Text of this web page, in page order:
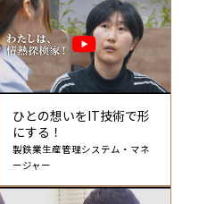
ひとの想いをIT技術で形
にする！
製鉄業生産管理システム・マネ
ージャー